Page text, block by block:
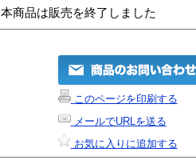
本商品は販売を終了しました
このページを印刷する
メールでURLを送る
お気に入りに追加する